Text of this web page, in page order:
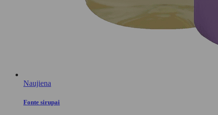
Naujiena
Fonte sirupai